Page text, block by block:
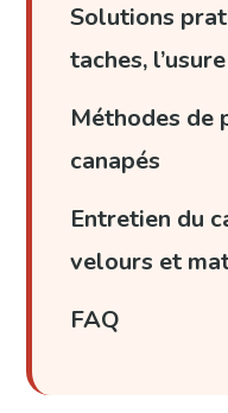
Solutions
taches,
Méthodes de
canapés
Entretien du
velours et
FAQ